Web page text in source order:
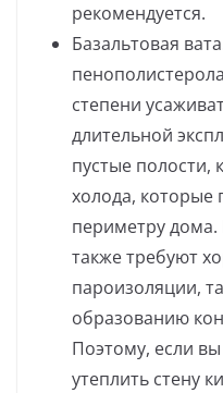
рекомендуется.
Базальтовая
степени
длительной
пустые полости,
холода, которые
периметру дома.
также требуют
пароизоляции,
образованию
Поэтому, если
утеплить стену